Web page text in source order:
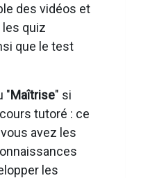
des vidéos et
quiz
que le test
"Maîtrise" si
tutoré : ce
avez les
les